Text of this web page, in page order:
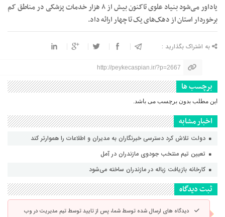
یاداور می‌شود بنیاد علوی تاکنون بیش از ۸ هزار خدمات پزشکی در مناطق کم
برخوردار استان از دهک‌های یک تا چهار ارائه داد.
به اشتراک بگذارید :
http://peykecaspian.ir/?p=2667
برچسب ها
این مطلب بدون برچسب می باشد.
اخبار مشابه
دولت تلاش کرد دسترسی خبرنگاران به مدیران و اطلاعات را هموارتر کند
تعیین تیم منتخب جودوی مازندران در آمل
کارخانه بازیافت زباله در مازندران ساخته می‌شود
ثبت دیدگاه
دیدگاه های ارسال شده توسط شما، پس از تایید توسط تیم مدیریت در وب